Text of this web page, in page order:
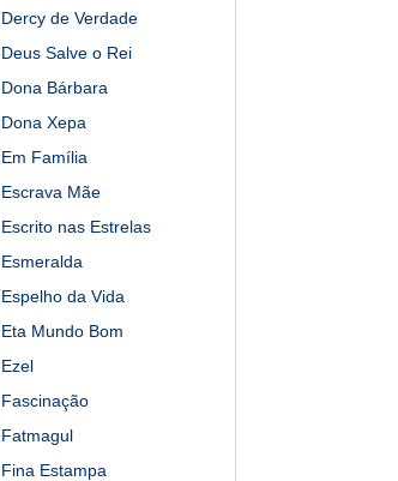
Dercy de Verdade
Deus Salve o Rei
Dona Bárbara
Dona Xepa
Em Família
Escrava Mãe
Escrito nas Estrelas
Esmeralda
Espelho da Vida
Eta Mundo Bom
Ezel
Fascinação
Fatmagul
Fina Estampa